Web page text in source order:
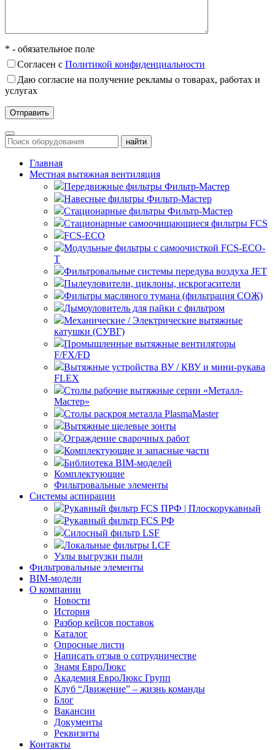
* - обязательное поле
Согласен с Политикой конфиденциальности
Даю согласие на получение рекламы о товарах, работах и
услугах
Главная
Местная вытяжная вентиляция
Передвижные
Навесные
Стационарные
Стационарные самоочищающиеся
FCS
FCS-ECO
Модульные
с самоочисткой FCS-ECO-
T
Фильтровальные системы передува воздуха JET
Пылеуловители, циклоны, искрогасители
Фильтры масляного тумана (фильтрация СОЖ)
Дымоуловитель для пайки с фильтром
Механические / Электрические вытяжные
катушки (СУВГ)
Промышленные вытяжные вентиляторы
F/FX/FD
Вытяжные устройства ВУ / КВУ и мини-рукава
FLEX
Столы рабочие вытяжные серии «Металл-
Мастер»
Столы раскроя металла PlasmaMaster
Вытяжные щелевые зонты
Ограждение сварочных работ
Комплектующие и запасные части
Библиотека BIM-моделей
Комплектующие
Фильтровальные элементы
Системы аспирации
Рукавный фильтр FCS ПРФ | Плоскорукавный
Рукавный фильтр FCS РФ
Силосный фильтр LSF
Локальные фильтры LCF
Узлы выгрузки пыли
Фильтровальные элементы
BIM-модели
О компании
Новости
История
Разбор кейсов поставок
Каталог
Опросные листи
Написать отзыв о сотрудничестве
Знамя ЕвроЛюкс
Академия ЕвроЛюкс Групп
Клуб “Движение” – жизнь команды
Блог
Вакансии
Документы
Реквизиты
Контакты